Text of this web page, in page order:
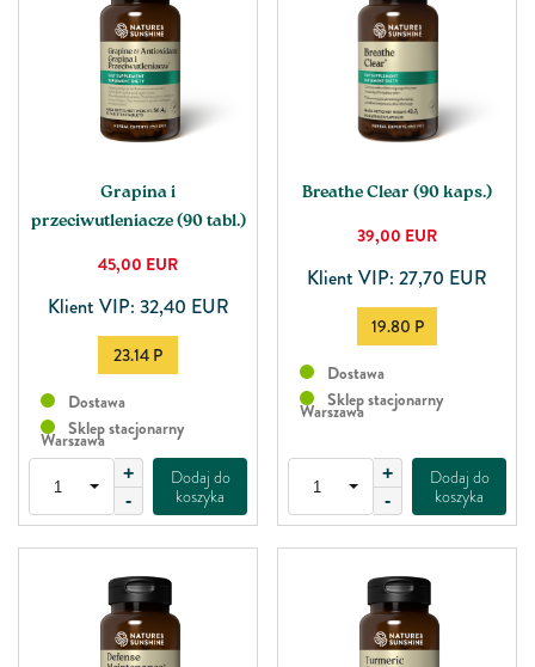
Grapina i
przeciwutleniacze (90 tabl.)
45,00 EUR
Klient VIP: 32,40 EUR
23.14 P
Dostawa
Sklep stacjonarny
Warszawa
+
-
Dodaj do
koszyka
Breathe Clear (90 kaps.)
39,00 EUR
Klient VIP: 27,70 EUR
19.80 P
Dostawa
Sklep stacjonarny
Warszawa
+
-
Dodaj do
koszyka